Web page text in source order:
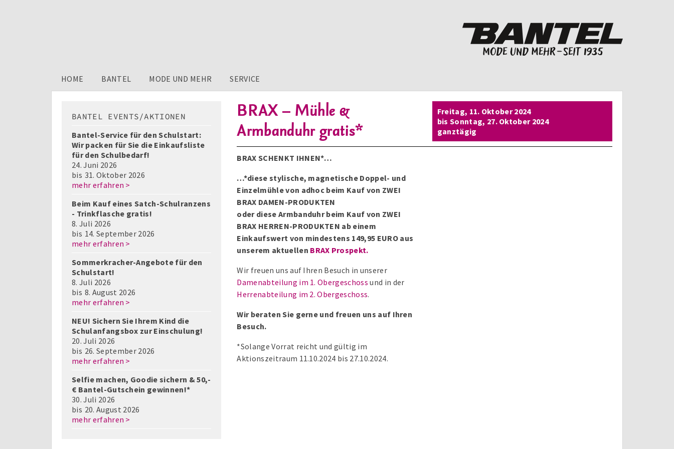
HOME BANTEL MODE UND MEHR SERVICE
BRAX – Mühle &
Armbanduhr gratis*
Freitag, 11. Oktober 2024
bis Sonntag, 27. Oktober 2024
ganztägig
BRAX SCHENKT IHNEN*…
…*diese stylische, magnetische Doppel- und
Einzelmühle von adhoc beim Kauf von ZWEI
BRAX DAMEN-PRODUKTEN
oder diese Armbanduhr beim Kauf von ZWEI
BRAX HERREN-PRODUKTEN ab einem
Einkaufswert von mindestens 149,95 EURO aus
unserem aktuellen BRAX Prospekt.
Wir freuen uns auf Ihren Besuch in unserer
Damenabteilung im 1. Obergeschoss und in der
Herrenabteilung im 2. Obergeschoss.
Wir beraten Sie gerne und freuen uns auf Ihren
Besuch.
*Solange Vorrat reicht und gültig im
Aktionszeitraum 11.10.2024 bis 27.10.2024.
BANTEL EVENTS/AKTIONEN
Bantel-Service für den Schulstart:
Wir packen für Sie die Einkaufsliste
für den Schulbedarf!
24. Juni 2026
bis 31. Oktober 2026
mehr erfahren >
Beim Kauf eines Satch-Schulranzens
- Trinkflasche gratis!
8. Juli 2026
bis 14. September 2026
mehr erfahren >
Sommerkracher-Angebote für den
Schulstart!
8. Juli 2026
bis 8. August 2026
mehr erfahren >
NEU! Sichern Sie Ihrem Kind die
Schulanfangsbox zur Einschulung!
20. Juli 2026
bis 26. September 2026
mehr erfahren >
Selfie machen, Goodie sichern & 50,-
€ Bantel-Gutschein gewinnen!*
30. Juli 2026
bis 20. August 2026
mehr erfahren >